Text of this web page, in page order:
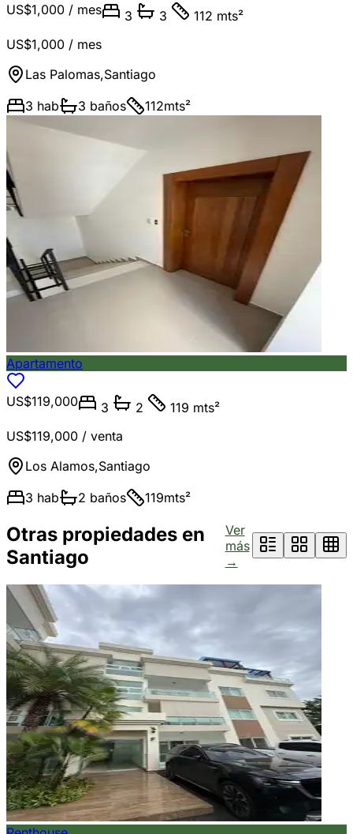
US$1,000 / mes 3 3
112 mts²
US$1,000 / mes
Las Palomas,Santiago
3 hab 3 baños 112mts²
Apartamento
US$119,000 3 2
119 mts²
US$119,000 / venta
Los Alamos,Santiago
3 hab 2 baños 119mts²
Otras propiedades en
Santiago
Ver
más
→